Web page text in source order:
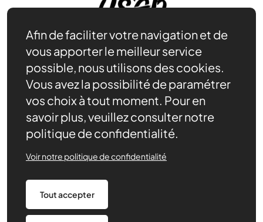
Être bénévole
Nos ressources
Notre rôle
Actualités
Agenda
Nous soutenir
Nous trouver
Afin de faciliter votre navigation et de
vous apporter le meilleur service
possible, nous utilisons des cookies.
Vous avez la possibilité de paramétrer
vos choix à tout moment. Pour en
savoir plus, veuillez consulter notre
politique de confidentialité.
Tout accepter
Voir notre politique de confidentialité